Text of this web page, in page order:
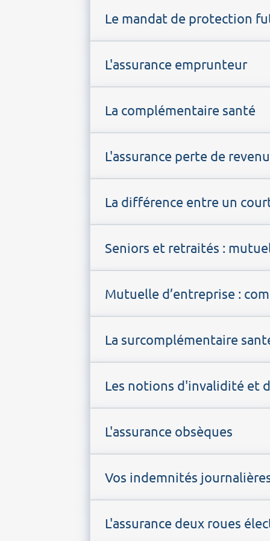
Le mandat de protection
L'assurance emprunteur
La complémentaire santé
L'assurance perte de
La différence entre un
Seniors et retraités :
Mutuelle d’entreprise :
La surcomplémentaire
Les notions d'invalidité et
L'assurance obsèques
Vos indemnités
L'assurance deux roues